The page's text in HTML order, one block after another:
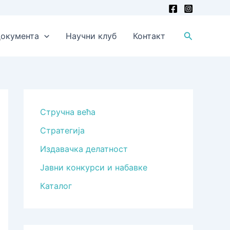
Научни клуб Контакт Претрага
Стручна већа
Стратегија
Издавачка делатност
Јавни конкурси и набавке
Каталог